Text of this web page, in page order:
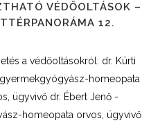
VÉDŐOLTÁSOK –
12.
a védőoltásokról: dr. Kürti
homeopata
ügyvivő dr. Ébert Jenő -
homeopata orvos, ügyvivő